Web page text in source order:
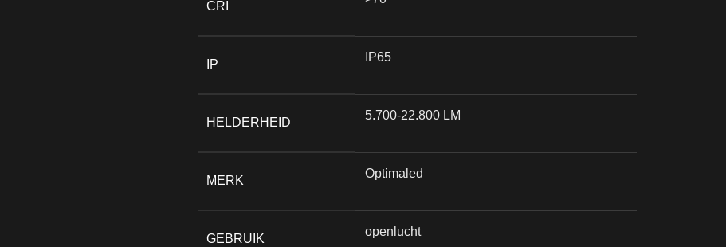
CRI
IP
IP65
HELDERHEID
5.700-22.800 LM
MERK
Optimaled
GEBRUIK
openlucht